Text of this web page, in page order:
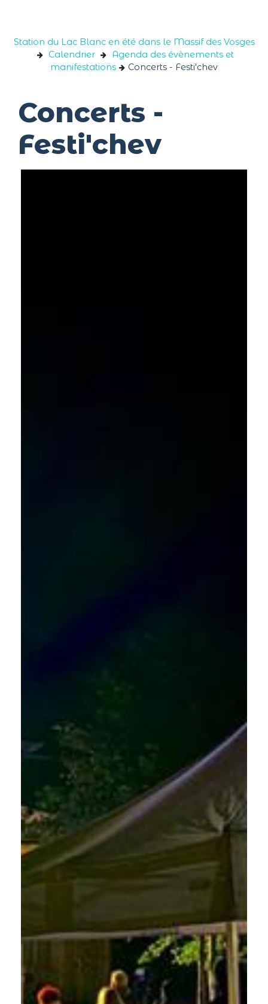
Station du Lac Blanc en été dans le Massif des Vosges
Calendrier
Agenda des évènements et
manifestations
Concerts - Festi'chev
Concerts -
Festi'chev